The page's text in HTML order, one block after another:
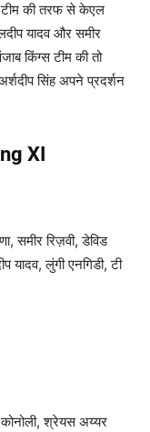
टीम की तरफ से केएल
यादव और समीर
किंग्स टीम की तो
सिंह अपने प्रदर्शन
XI
समीर रिज़वी, डेविड
यादव, लुंगी एनगिडी, टी
श्रेयस अय्यर